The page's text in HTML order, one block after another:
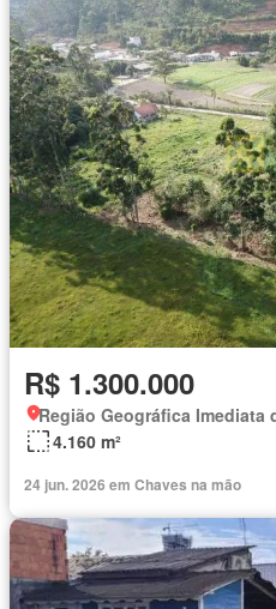
R$ 1.300.000
Região Geográfica Imediata
4.160 m²
24 jun. 2026 em Chaves na mão